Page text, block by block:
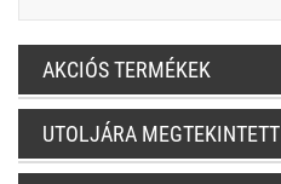
AKCIÓS TERMÉKEK
UTOLJÁRA MEGTEKINTETT